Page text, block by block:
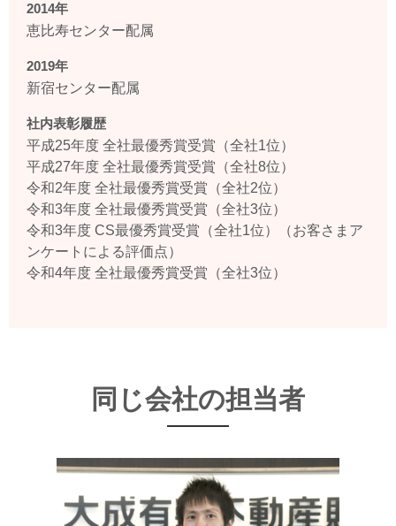
2014年
恵比寿センター配属
2019年
新宿センター配属
社内表彰履歴
平成25年度 全社最優秀賞受賞（全社1位）
平成27年度 全社最優秀賞受賞（全社8位）
令和2年度 全社最優秀賞受賞（全社2位）
令和3年度 全社最優秀賞受賞（全社3位）
令和3年度 CS最優秀賞受賞（全社1位）（お客さまア
ンケートによる評価点）
令和4年度 全社最優秀賞受賞（全社3位）
同じ会社の担当者